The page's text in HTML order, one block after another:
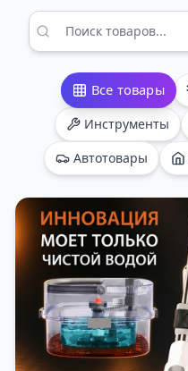
Все товары
Инструменты
Автотовары